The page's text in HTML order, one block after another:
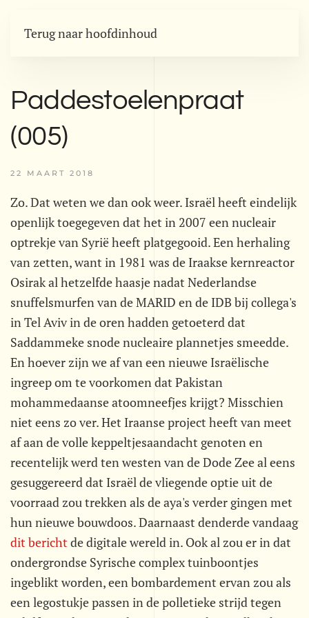
Terug naar hoofdinhoud
Paddestoelenpraat
(005)
22 MAART 2018
Zo. Dat weten we dan ook weer. Israël heeft eindelijk
openlijk toegegeven dat het in 2007 een nucleair
optrekje van Syrië heeft platgegooid. Een herhaling
van zetten, want in 1981 was de Iraakse kernreactor
Osirak al hetzelfde haasje nadat Nederlandse
snuffelsmurfen van de MARID en de IDB bij collega's
in Tel Aviv in de oren hadden getoeterd dat
Saddammeke snode nucleaire plannetjes smeedde.
En hoever zijn we af van een nieuwe Israëlische
ingreep om te voorkomen dat Pakistan
mohammedaanse atoomneefjes krijgt? Misschien
niet eens zo ver. Het Iraanse project heeft van meet
af aan de volle keppeltjesaandacht genoten en
recentelijk werd ten westen van de Dode Zee al eens
gesuggereerd dat Israël de vliegende optie uit de
voorraad zou trekken als de aya's verder gingen met
hun nieuwe bouwdoos. Daarnaast denderde vandaag
dit bericht de digitale wereld in. Ook al zou er in dat
ondergrondse Syrische complex tuinboontjes
ingeblikt worden, een bombardement ervan zou als
een legostukje passen in de polletieke strijd tegen